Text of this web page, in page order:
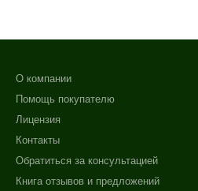
О компании
Помощь покупателю
Лицензия
Контакты
Обратиться за консультацией
Книга отзывов и предложений